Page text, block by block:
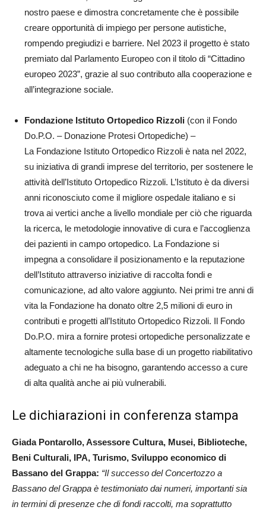
nostro paese e dimostra concretamente che è possibile
creare opportunità di impiego per persone autistiche,
rompendo pregiudizi e barriere. Nel 2023 il progetto è stato
premiato dal Parlamento Europeo con il titolo di “Cittadino
europeo 2023”, grazie al suo contributo alla cooperazione e
all’integrazione sociale.
Fondazione Istituto Ortopedico Rizzoli (con il Fondo
Do.P.O. – Donazione Protesi Ortopediche) –
La Fondazione Istituto Ortopedico Rizzoli è nata nel 2022,
su iniziativa di grandi imprese del territorio, per sostenere le
attività dell’Istituto Ortopedico Rizzoli. L’Istituto è da diversi
anni riconosciuto come il migliore ospedale italiano e si
trova ai vertici anche a livello mondiale per ciò che riguarda
la ricerca, le metodologie innovative di cura e l’accoglienza
dei pazienti in campo ortopedico. La Fondazione si
impegna a consolidare il posizionamento e la reputazione
dell’Istituto attraverso iniziative di raccolta fondi e
comunicazione, ad alto valore aggiunto. Nei primi tre anni di
vita la Fondazione ha donato oltre 2,5 milioni di euro in
contributi e progetti all’Istituto Ortopedico Rizzoli. Il Fondo
Do.P.O. mira a fornire protesi ortopediche personalizzate e
altamente tecnologiche sulla base di un progetto riabilitativo
adeguato a chi ne ha bisogno, garantendo accesso a cure
di alta qualità anche ai più vulnerabili.
Le dichiarazioni in conferenza stampa
Giada Pontarollo, Assessore Cultura, Musei, Biblioteche,
Beni Culturali, IPA, Turismo, Sviluppo economico di
Bassano del Grappa: “Il successo del Concertozzo a
Bassano del Grappa è testimoniato dai numeri, importanti sia
in termini di presenze che di fondi raccolti, ma soprattutto